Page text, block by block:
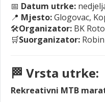
📅 Datum utrke:
📍 Mjesto:Glogovac,
🛠️Organizator: BK
🛒Suorganizator:
🏁 Vrsta utrke:
Rekreativni MTB